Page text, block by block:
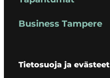
Business Tampere
Tietosuoja ja evästeet